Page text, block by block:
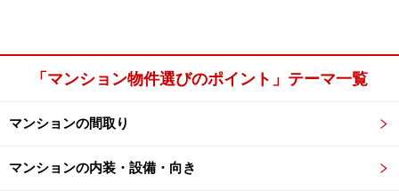
「マンション物件選びのポイント」テーマ一覧
マンションの間取り
マンションの内装・設備・向き